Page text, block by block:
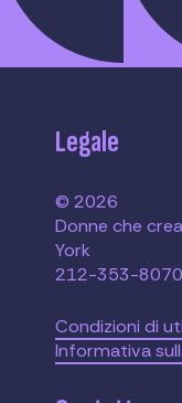
Legale
© 2026
Donne che
York
212-353-8070
Condizioni di
Informativa